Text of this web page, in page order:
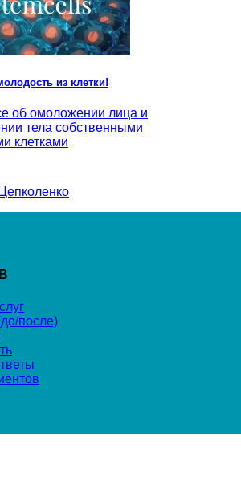
из клетки!
об омоложении лица и
тела собственными
клетками
после)